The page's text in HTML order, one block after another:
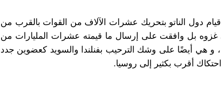
دول الناتو بتحريك عشرات الآلاف من القوات بالقرب من
غزوه بل وافقت على إرسال ما قيمته عشرات المليارات من
، و هي أيضًا على وشك الترحيب بفنلندا والسويد كعضوين جدد
أقرب بكثير إلى روسيا.